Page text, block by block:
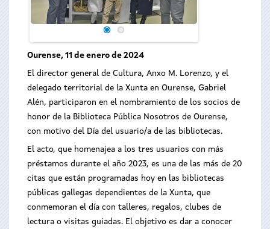
Ourense, 11 de enero de 2024
El director general de Cultura, Anxo M. Lorenzo, y el
delegado territorial de la Xunta en Ourense, Gabriel
Alén, participaron en el nombramiento de los socios de
honor de la Biblioteca Pública Nosotros de Ourense,
con motivo del Día del usuario/a de las bibliotecas.
El acto, que homenajea a los tres usuarios con más
préstamos durante el año 2023, es una de las más de 20
citas que están programadas hoy en las bibliotecas
públicas gallegas dependientes de la Xunta, que
conmemoran el día con talleres, regalos, clubes de
lectura o visitas guiadas. El objetivo es dar a conocer